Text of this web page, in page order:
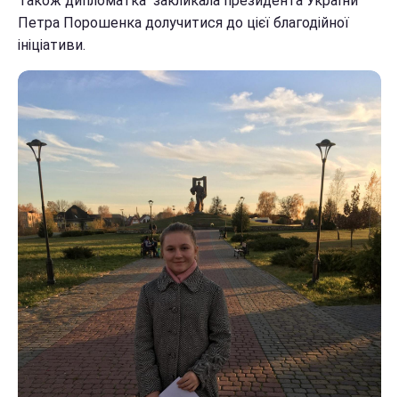
Петра Порошенка долучитися до цієї благодійної
ініціативи.